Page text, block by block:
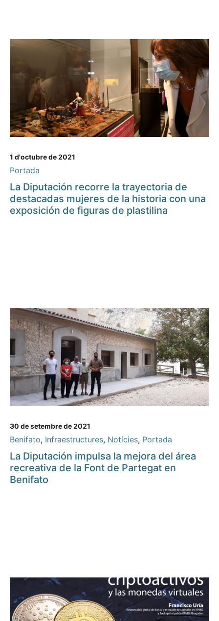
1 d'octubre de 2021
Portada
La Diputación recorre la trayectoria de
destacadas mujeres de la historia con una
exposición de figuras de plastilina
30 de setembre de 2021
Benifato, Infraestructures, Notícies, Portada
La Diputación impulsa la mejora del área
recreativa de la Font de Partegat en
Benifato